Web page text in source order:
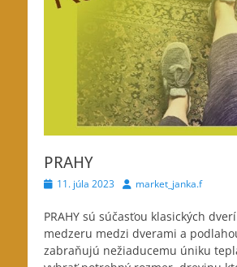
PRAHY
Posted11. júla 2023 Authormarket_janka.f
PRAHY sú súčasťou klasických
medzeru medzi dverami a
zabraňujú nežiaducemu úniku